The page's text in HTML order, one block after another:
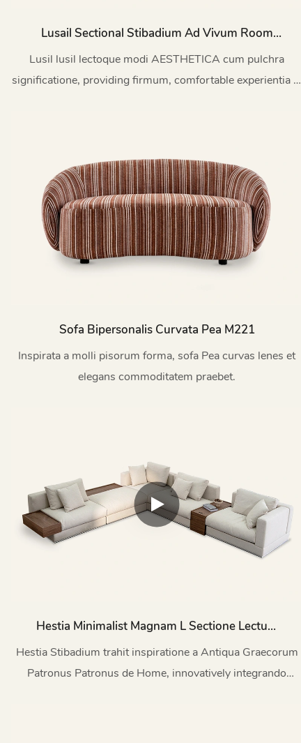
Lusail Sectional Stibadium Ad Vivum Room
MFS04
Lusil lusil lectoque modi AESTHETICA cum pulchra
significatione, providing firmum, comfortable experientia et
Sofa Bipersonalis Curvata Pea M221
Inspirata a molli pisorum forma, sofa Pea curvas lenes et
elegans commoditatem praebet.
Hestia Minimalist Magnam L Sectione Lectum
Lectum Et Mensa M138
Hestia Stibadium trahit inspiratione a Antiqua Graecorum
Patronus Patronus de Home, innovatively integrando